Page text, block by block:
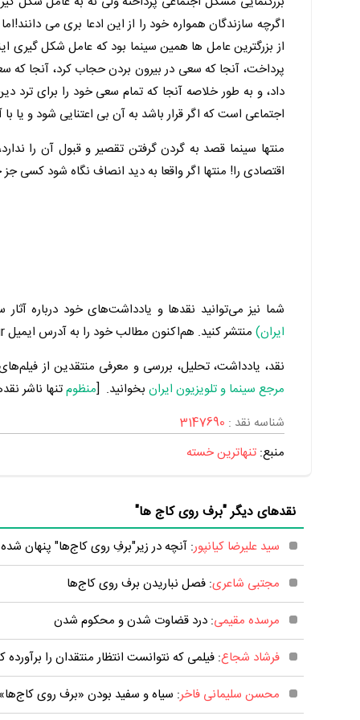
اگرچه سازندگان همواره خود را از این ادعا بری می دانند!ا
از بزرگترین عامل ها همین سینما بود که عامل شکل
پرداخت، آنجا که سعی در بیرون بردن حجاب کرد، آنجا
داد، و به طور خلاصه آنجا که تمام سعی خود را برای ترد
اجتماعی است که اگر قرار باشد به آن بی اعتنایی شود و
منتها سینما قصد به گردن گرفتن تقصیر و قبول آن را
اقتصادی را! منتها اگر واقعا به دید انصاف نگاه شود کسی
شما نیز می‌توانید نقدها و یادداشت‌های خود درباره آثار
ایران) منتشر کنید. هم‌اکنون مطالب خود را به آدرس ایمیل Admin@Manzoom.ir برای ما ارسال کنید.
نقد، یادداشت، تحلیل، بررسی و معرفی منتقدین از
مرجع سینما و تلویزیون ایران بخوانید. [منظومتنها ناشر
شناسه نقد : 3147690
منبع:تنهاترین خسته
نقدهای دیگر "برف روی کاج ها"
سید علیرضا کیانپور: آنچه در زیر"برفِ روی کاج‌ها" پنهان
مجتبی شاعری: فصل نباریدن برف روی کاج‌ها
مرسده مقیمی: درد قضاوت شدن و محکوم شدن
فرشاد شجاع: فیلمی که نتوانست انتظار منتقدان را برآورده
محسن سلیمانی فاخر: سیاه و سفید بودن «برف روی